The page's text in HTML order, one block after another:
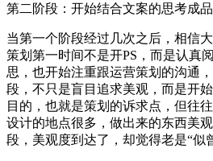
第二阶段：开始结合文案的思考成品
当第一个阶段经过几次之后，相信
策划第一时间不是开PS，而是认真
思，也开始注重跟运营策划的沟通
段，不只是盲目追求美观，而是开
目的，也就是策划的诉求点，但往
设计的地点很多，做出来的东西美
段，美观度到达了，却觉得老是“似